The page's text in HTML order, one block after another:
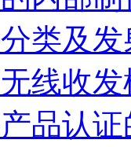
类及
线收
品认